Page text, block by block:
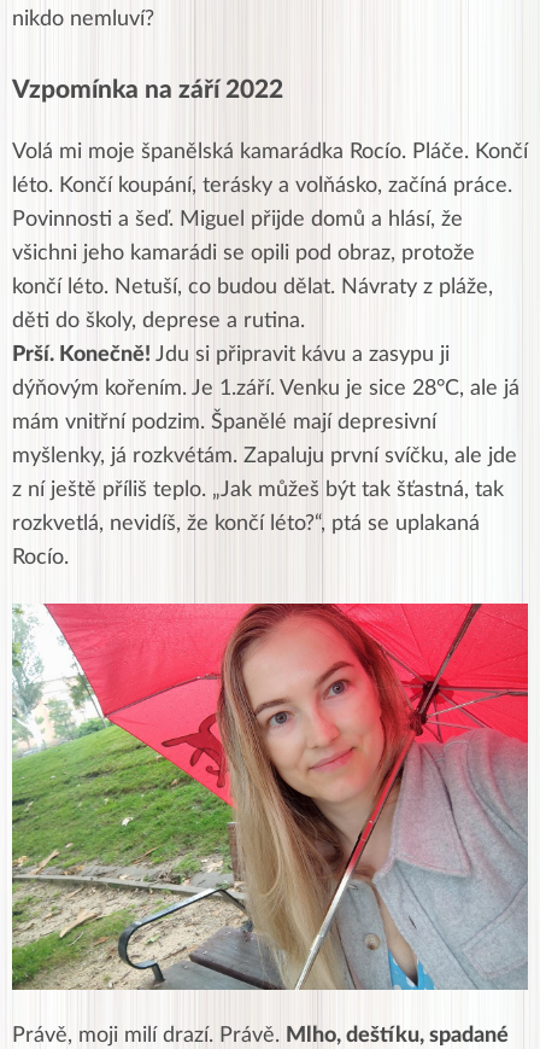
nikdo nemluví?
Vzpomínka na září 2022
Volá mi moje španělská kamarádka Rocío. Pláče. Končí
léto. Končí koupání, terásky a volňásko, začíná práce.
Povinnosti a šeď. Miguel přijde domů a hlásí, že
všichni jeho kamarádi se opili pod obraz, protože
končí léto. Netuší, co budou dělat. Návraty z pláže,
děti do školy, deprese a rutina.
Prší. Konečně! Jdu si připravit kávu a zasypu ji
dýňovým kořením. Je 1.září. Venku je sice 28°C, ale já
mám vnitřní podzim. Španělé mají depresivní
myšlenky, já rozkvétám. Zapaluju první svíčku, ale jde
z ní ještě příliš teplo. „Jak můžeš být tak šťastná, tak
rozkvetlá, nevidíš, že končí léto?“, ptá se uplakaná
Rocío.
Právě, moji milí drazí. Právě. Mlho, deštíku, spadané